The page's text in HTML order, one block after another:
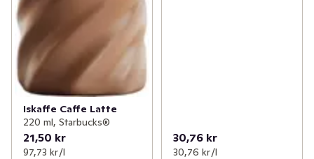
Iskaffe Caffe Latte
220 ml, Starbucks®
21,50 kr
97,73 kr /l
30,76 kr
30,76 kr /l